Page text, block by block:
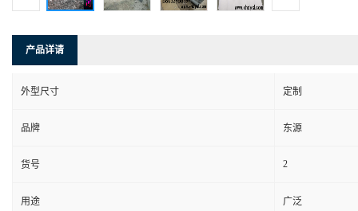
产品详请
外型尺寸 定制
品牌 东源
货号 2
用途 广泛